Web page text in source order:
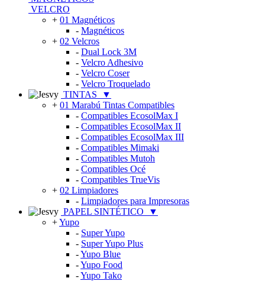
VELCRO
+ 01 Magnéticos
- Magnéticos
+ 02 Velcros
- Dual Lock 3M
- Velcro Adhesivo
- Velcro Coser
- Velcro Troquelado
TINTAS
▼
+ 01 Marabú Tintas Compatibles
- Compatibles EcosolMax I
- Compatibles EcosolMax II
- Compatibles EcosolMax III
- Compatibles Mimaki
- Compatibles Mutoh
- Compatibles Océ
- Compatibles TrueVis
+ 02 Limpiadores
- Limpiadores para Impresoras
PAPEL SINTÉTICO
▼
+Yupo
- Super Yupo
- Super Yupo Plus
-Yupo Blue
-Yupo Food
-Yupo Tako